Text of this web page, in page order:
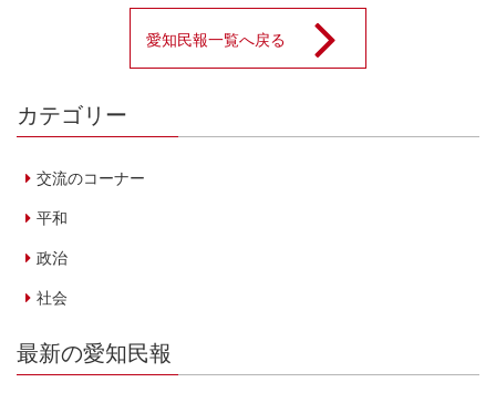
愛知民報一覧へ戻る
カテゴリー
交流のコーナー
平和
政治
社会
最新の愛知民報